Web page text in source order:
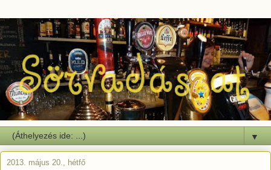
▼
2013. május 20., hétfő